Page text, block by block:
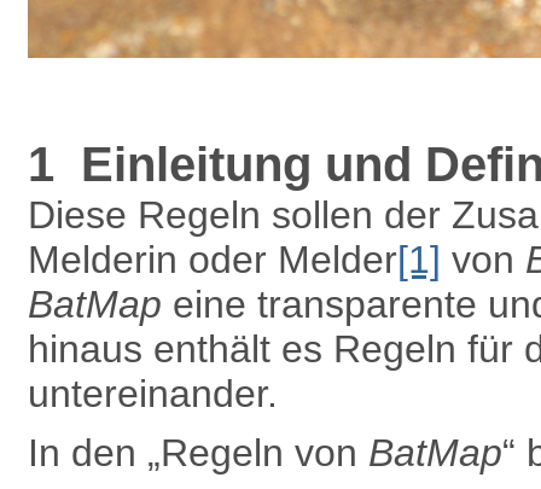
1 Einleitung und
Diese Regeln sollen der
Melderin oder Melder[1] von
BatMap eine transparente
hinaus enthält es Regeln für
untereinander.
In den „Regeln von BatMap“